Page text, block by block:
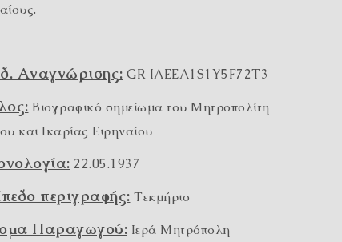
Αναγνώρισης: GR IAEEA1S1Y5F72T3
Βιογραφικό σημείωμα του Μητροπολίτη
και Ικαρίας Ειρηναίου
22.05.1937
περιγραφής: Τεκμήριο
Παραγωγού: Ιερά Μητρόπολη